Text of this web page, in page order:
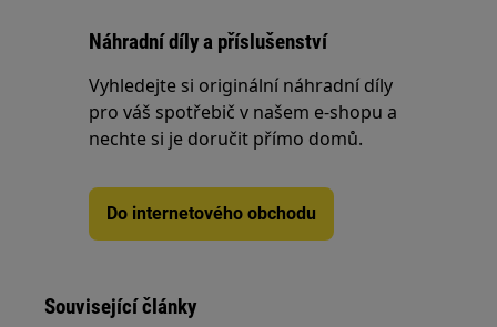
Náhradní díly a příslušenství
Vyhledejte si originální náhradní díly
pro váš spotřebič v našem e-shopu a
nechte si je doručit přímo domů.
Do internetového obchodu
Související články